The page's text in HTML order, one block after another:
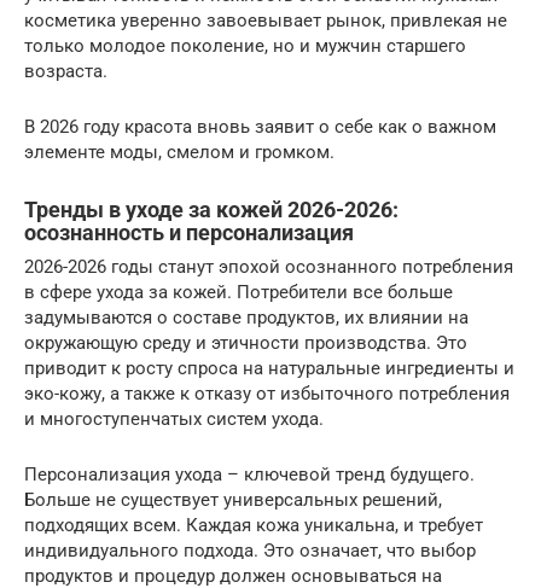
косметика уверенно завоевывает рынок, привлекая не
только молодое поколение, но и мужчин старшего
возраста.
В 2026 году красота вновь заявит о себе как о важном
элементе моды, смелом и громком.
Тренды в уходе за кожей 2026-2026:
осознанность и персонализация
2026-2026 годы станут эпохой осознанного потребления
в сфере ухода за кожей. Потребители все больше
задумываются о составе продуктов, их влиянии на
окружающую среду и этичности производства. Это
приводит к росту спроса на натуральные ингредиенты и
эко-кожу, а также к отказу от избыточного потребления
и многоступенчатых систем ухода.
Персонализация ухода – ключевой тренд будущего.
Больше не существует универсальных решений,
подходящих всем. Каждая кожа уникальна, и требует
индивидуального подхода. Это означает, что выбор
продуктов и процедур должен основываться на